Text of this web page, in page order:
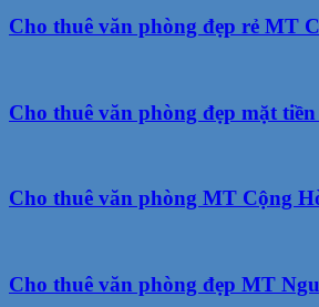
Cho thuê văn phòng đẹp rẻ MT
Cho thuê văn phòng đẹp mặt
Cho thuê văn phòng MT Cộng
Cho thuê văn phòng đẹp MT